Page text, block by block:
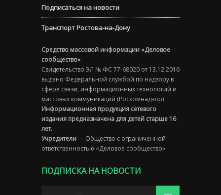
Подписаться на новости
Транспорт Ростова-на-Дону
Средство массовой информации «Деловое
сообщество»
Свидетельство ЭЛ № ФС 77-68020 от 13.12.2016
выдано Федеральной службой по надзору в
сфере связи, информационных технологий и
массовых коммуникаций (Роскомнадзор)
Информационная продукция сетевого
издания предназначена для детей старше 16
лет.
Учредители— Общество с ограниченной
ответственностью «Деловое сообщество»
ПОДПИСКА НА НОВОСТИ